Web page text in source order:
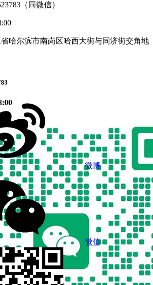
（同微信）
哈尔滨市南岗区哈西大街与同济街交角地
微博
微信